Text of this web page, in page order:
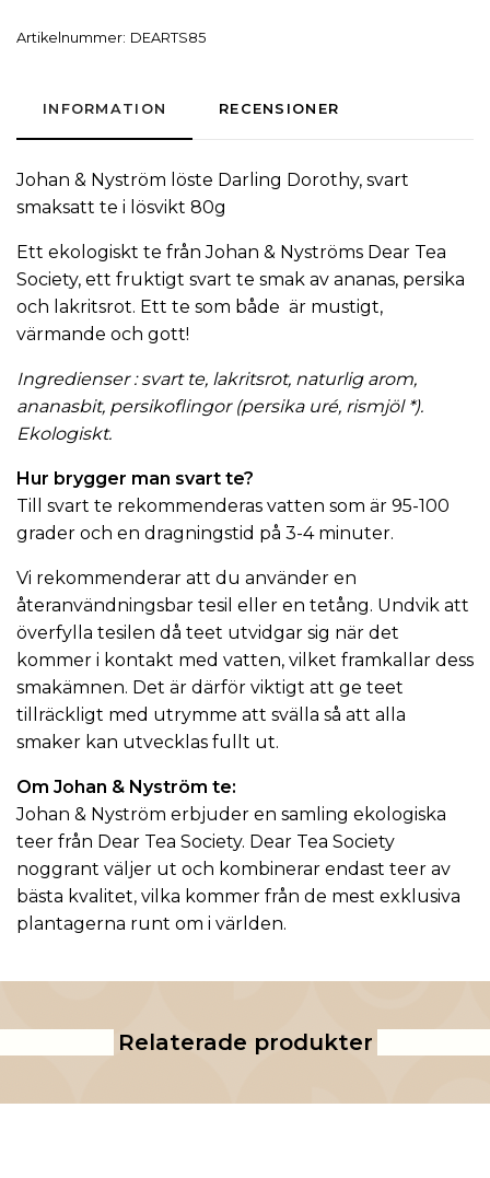
Artikelnummer: DEARTS85
INFORMATION RECENSIONER
Johan & Nyström löste Darling Dorothy, svart
smaksatt te i lösvikt 80g
Ett ekologiskt te från Johan & Nyströms Dear Tea
Society, ett fruktigt svart te smak av ananas, persika
och lakritsrot. Ett te som både är mustigt,
värmande och gott!
Ingredienser :svart te, lakritsrot, naturlig arom,
ananasbit, persikoflingor (persika uré, rismjöl *).
Ekologiskt.
Hur brygger man svart te?
Till svart te rekommenderas vatten som är 95-100
grader och en dragningstid på 3-4 minuter.
Vi rekommenderar att du använder en
återanvändningsbar tesil eller en tetång. Undvik att
överfylla tesilen då teet utvidgar sig när det
kommer i kontakt med vatten, vilket framkallar dess
smakämnen. Det är därför viktigt att ge teet
tillräckligt med utrymme att svälla så att alla
smaker kan utvecklas fullt ut.
Om Johan & Nyström te:
Johan & Nyström erbjuder en samling ekologiska
teer från Dear Tea Society. Dear Tea Society
noggrant väljer ut och kombinerar endast teer av
bästa kvalitet, vilka kommer från de mest exklusiva
plantagerna runt om i världen.
Relaterade produkter